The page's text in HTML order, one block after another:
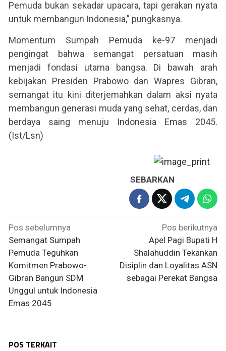
Pemuda bukan sekadar upacara, tapi gerakan nyata
untuk membangun Indonesia,” pungkasnya.
Momentum Sumpah Pemuda ke-97 menjadi
pengingat bahwa semangat persatuan masih
menjadi fondasi utama bangsa. Di bawah arah
kebijakan Presiden Prabowo dan Wapres Gibran,
semangat itu kini diterjemahkan dalam aksi nyata
membangun generasi muda yang sehat, cerdas, dan
berdaya saing menuju Indonesia Emas 2045.
(Ist/Lsn)
SEBARKAN
Navigasi
pos
Pos sebelumnya
Semangat Sumpah
Pemuda Teguhkan
Komitmen Prabowo-
Gibran Bangun SDM
Unggul untuk Indonesia
Emas 2045
Pos berikutnya
Apel Pagi Bupati H
Shalahuddin Tekankan
Disiplin dan Loyalitas ASN
sebagai Perekat Bangsa
POS TERKAIT